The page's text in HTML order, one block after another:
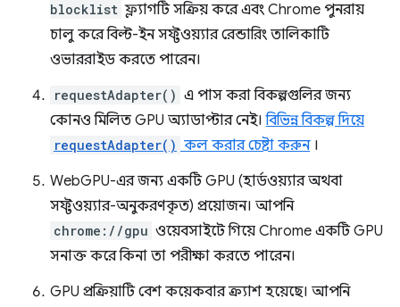
blocklist ফ্ল্যাগটি সক্রিয় করে এবং Chrome পুনরায়
চালু করে বিল্ট-ইন সফ্টওয়্যার রেন্ডারিং তালিকাটি
ওভাররাইড করতে পারেন।
requestAdapter() এ পাস করা বিকল্পগুলির জন্য
কোনও মিলিত GPU অ্যাডাপ্টার নেই।বিভিন্ন বিকল্প দিয়ে
requestAdapter() কল করার চেষ্টা করুন।
WebGPU-এর জন্য একটি GPU (হার্ডওয়্যার অথবা
সফ্টওয়্যার-অনুকরণকৃত) প্রয়োজন। আপনি
chrome://gpu ওয়েবসাইটে গিয়ে Chrome একটি GPU
সনাক্ত করে কিনা তা পরীক্ষা করতে পারেন।
GPU প্রক্রিয়াটি বেশ কয়েকবার ক্র্যাশ হয়েছে। আপনি